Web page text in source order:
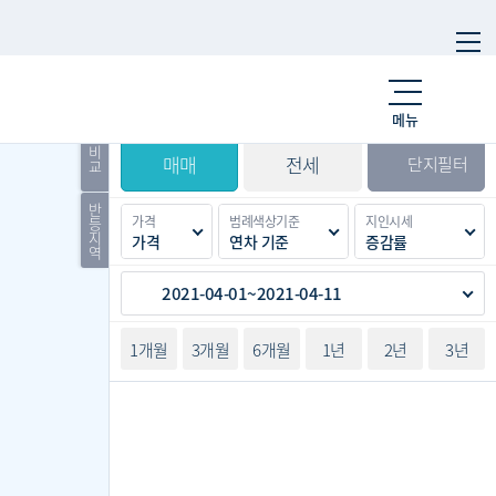
메뉴
인구
경제
주거 경매
비
교
반
등
지
역
매매 전세 단지필터
가격
가격
범례색상기준
연차 기준
지인시세
증감률
2021-04-01~2021-04-11
1개월 3개월 6개월 1년 2년 3년